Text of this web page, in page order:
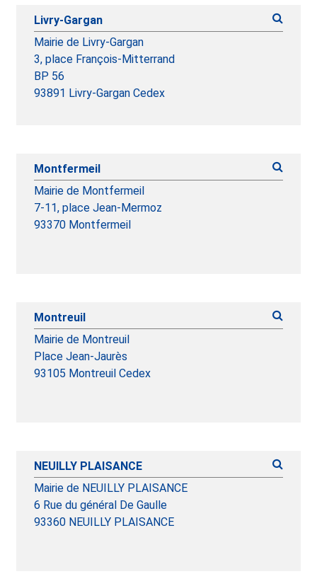
Livry-Gargan
Mairie de Livry-Gargan
3, place François-Mitterrand
BP 56
93891 Livry-Gargan Cedex
Montfermeil
Mairie de Montfermeil
7-11, place Jean-Mermoz
93370 Montfermeil
Montreuil
Mairie de Montreuil
Place Jean-Jaurès
93105 Montreuil Cedex
NEUILLY PLAISANCE
Mairie de NEUILLY PLAISANCE
6 Rue du général De Gaulle
93360 NEUILLY PLAISANCE